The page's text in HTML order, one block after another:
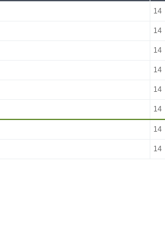
14
14
14
14
14
14
14
14